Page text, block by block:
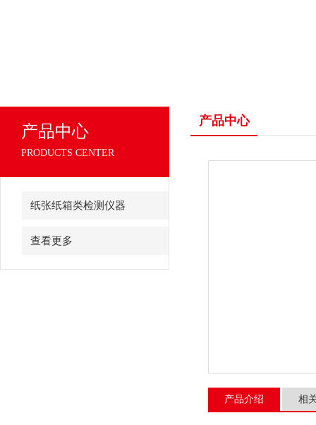
产品中心
PRODUCTS CENTER
纸张纸箱类检测仪器
查看更多
产品中心
产品介绍 相